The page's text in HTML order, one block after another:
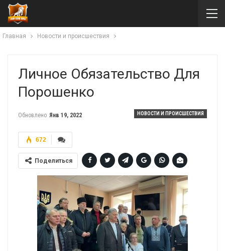
Главная Новости и происшествия
Личное Обязательство Для
Порошенко
НОВОСТИ И ПРОИСШЕСТВИЯ
Обновлено Янв 19, 2022
672
Поделиться